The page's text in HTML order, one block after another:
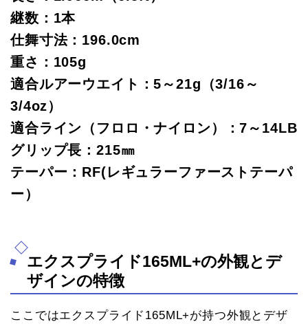
継数：1本
仕舞寸法：196.0cm
重さ：105g
適合ルアーウエイト：5～21g（3/16～
3/4oz）
適合ライン（フロロ・ナイロン）：7～14LB
グリップ長：215㎜
テーパー：RF(レギュラーファーストテーパ
ー）
エクスプライド165ML+の外観とデ
ザインの特徴
ここではエクスプライド165ML+が持つ外観とデザ